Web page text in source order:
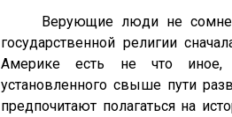
Верующие люди не
государственной религии
Америке есть не что иное,
установленного свыше пути
предпочитают полагаться на